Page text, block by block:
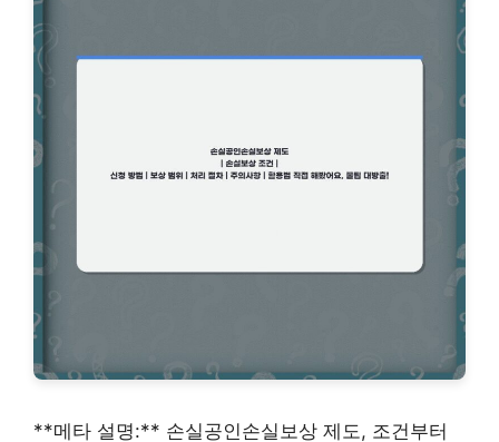
**메타 설명:** 손실공인손실보상 제도, 조건부터